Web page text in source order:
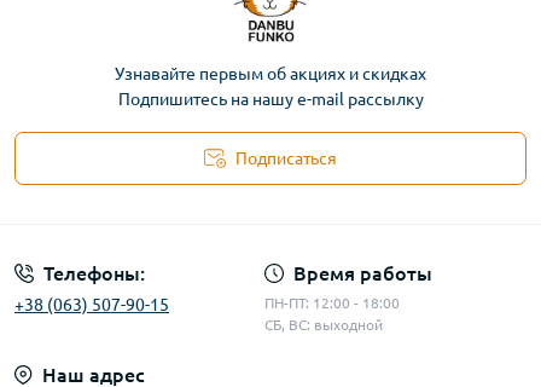
Узнавайте первым об акциях и скидках
Подпишитесь на нашу e-mail рассылку
Подписаться
Телефоны:
+38 (063) 507-90-15
Время работы
ПН-ПТ: 12:00 - 18:00
СБ, ВС: выходной
Наш адрес